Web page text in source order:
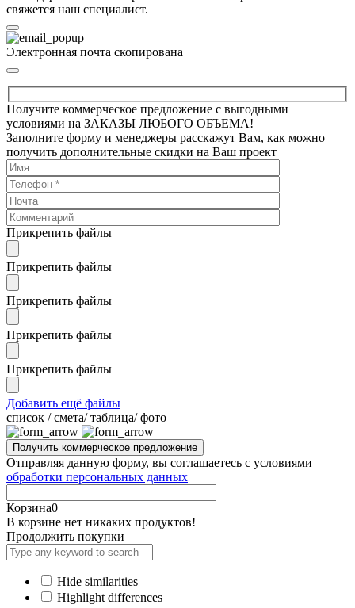
свяжется наш специалист.
Электронная почта скопирована
Получите коммерческое предложение с выгодными
условиями на ЗАКАЗЫ ЛЮБОГО ОБЪЕМА!
Заполните форму и менеджеры расскажут Вам, как можно
получить дополнительные скидки на Ваш проект
Прикрепить файлы
Прикрепить файлы
Прикрепить файлы
Прикрепить файлы
Прикрепить файлы
Добавить ещё файлы
cписок / смета/ таблица/ фото
Отправляя данную форму, вы соглашаетесь с условиями
обработки персональных данных
Корзина0
В корзине нет никаких продуктов!
Продолжить покупки
Hide similarities
Highlight differences